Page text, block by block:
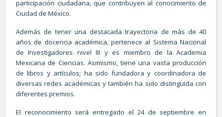
participación ciudadana, que contribuyen al conocimiento de
Ciudad de México.
Además de tener una destacada trayectoria de más de 40
años de docencia académica, pertenece al Sistema Nacional
de Investigadores nivel III y es miembro de la Academia
Mexicana de Ciencias. Asimismo, tiene una vasta producción
de libros y artículos; ha sido fundadora y coordinadora de
diversas redes académicas y también ha sido distinguida con
diferentes premios.
El reconocimiento será entregado el 24 de septiembre en